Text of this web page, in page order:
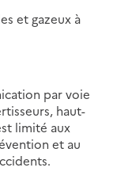
et gazeux à
par voie
haut-
limité aux
et au